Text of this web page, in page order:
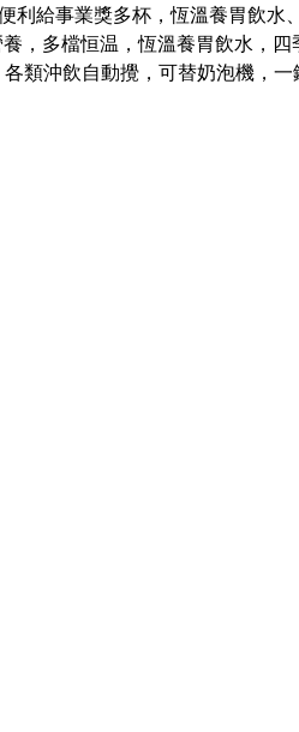
利給事業獎多杯，恆溫養胃飲
，多檔恒温，恆溫養胃飲水，
類沖飲自動攪，可替奶泡機，一